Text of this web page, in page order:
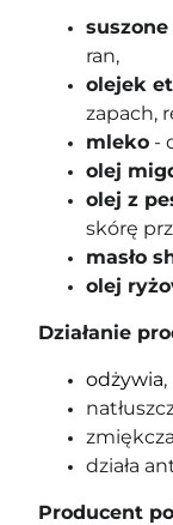
ran,
olejek
zapach,
mleko -
olej
olej z
skórę
masło
olej
Działanie
odżywia,
działa
Producent